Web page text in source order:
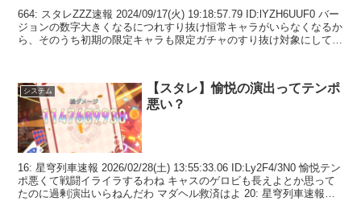
664: スタレZZZ速報 2024/09/17(火) 19:18:57.79 ID:lYZH6UUF0 バー
ジョンの数字大きくなるにつれすり抜け恒常キャラがいらなくなるか
ら、そのうち初期の限定キャラも限定ガチャのすり抜け対象にしてく
システム
【スタレ】愉悦の演出ってテンポ
悪い？
16: 星穹列車速報 2026/02/28(土) 13:55:33.06 ID:Ly2F4/3N0 愉悦テン
ポ悪くて戦闘イライラするわね キャスのゲロビも長えよとか思って
たのに過剰演出いらねんだわ マダヘル救済はよ 20: 星穹列車速報